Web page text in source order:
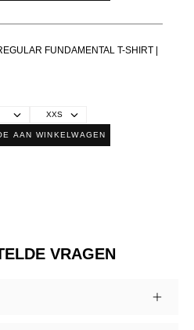
FUNDAMENTAL T-SHIRT |
AAN WINKELWAGEN
VRAGEN